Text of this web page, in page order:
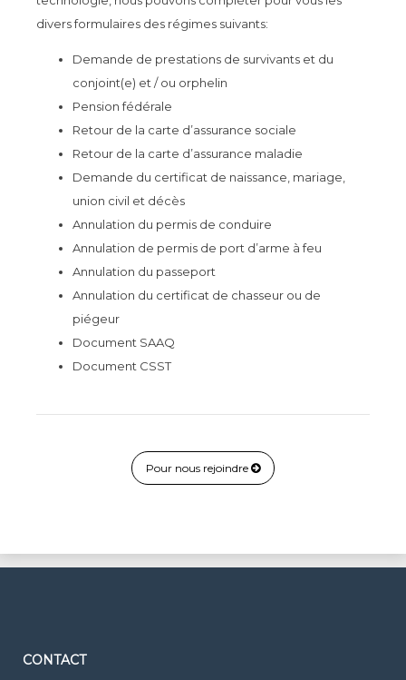
divers formulaires des régimes suivants:
Demande de prestations de survivants et du
conjoint(e) et / ou orphelin
Pension fédérale
Retour de la carte d’assurance sociale
Retour de la carte d’assurance maladie
Demande du certificat de naissance, mariage,
union civil et décès
Annulation du permis de conduire
Annulation de permis de port d’arme à feu
Annulation du passeport
Annulation du certificat de chasseur ou de
piégeur
Document SAAQ
Document CSST
Pour nous rejoindre
CONTACT